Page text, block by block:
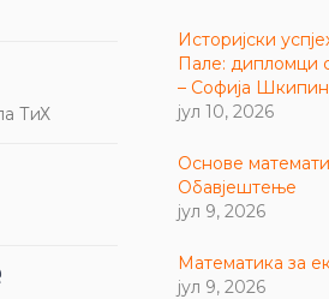
ТиХ
Историјски
Пале: дипломци
– Софија
јул 10, 2026
Основе
Обавјештење
јул 9, 2026
Математика за
јул 9, 2026